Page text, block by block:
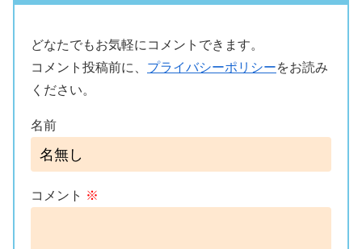
どなたでもお気軽にコメントできます。
コメント投稿前に、 プライバシーポリシーをお読み
ください。
名前
コメント ※